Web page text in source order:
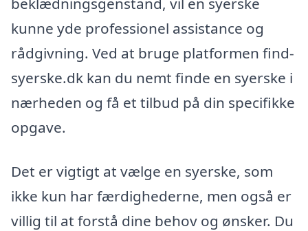
kunne yde professionel assistance og
rådgivning. Ved at bruge platformen find-
syerske.dk kan du nemt finde en syerske i
nærheden og få et tilbud på din specifikke
opgave.
Det er vigtigt at vælge en syerske, som
ikke kun har færdighederne, men også er
villig til at forstå dine behov og ønsker. Du